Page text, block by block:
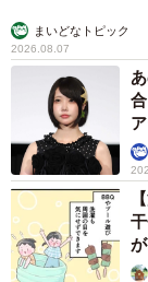
まいどなトピック
2026.08.07